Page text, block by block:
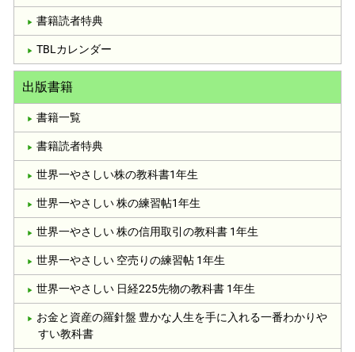
書籍読者特典
TBLカレンダー
出版書籍
書籍一覧
書籍読者特典
世界一やさしい株の教科書1年生
世界一やさしい 株の練習帖1年生
世界一やさしい 株の信用取引の教科書 1年生
世界一やさしい 空売りの練習帖 1年生
世界一やさしい 日経225先物の教科書 1年生
お金と資産の羅針盤 豊かな人生を手に入れる一番わかりや
すい教科書